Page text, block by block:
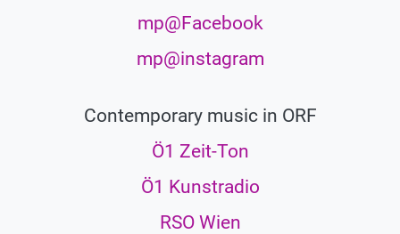
mp@Facebook
mp@instagram
Contemporary music in ORF
Ö1 Zeit-Ton
Ö1 Kunstradio
RSO Wien